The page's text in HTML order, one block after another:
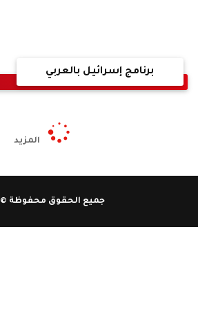
برنامج إسرائيل بالعربي
المزيد
جميع الحقوق محفوظة © ٢٠٢٠